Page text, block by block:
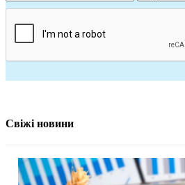
Свіжі новини